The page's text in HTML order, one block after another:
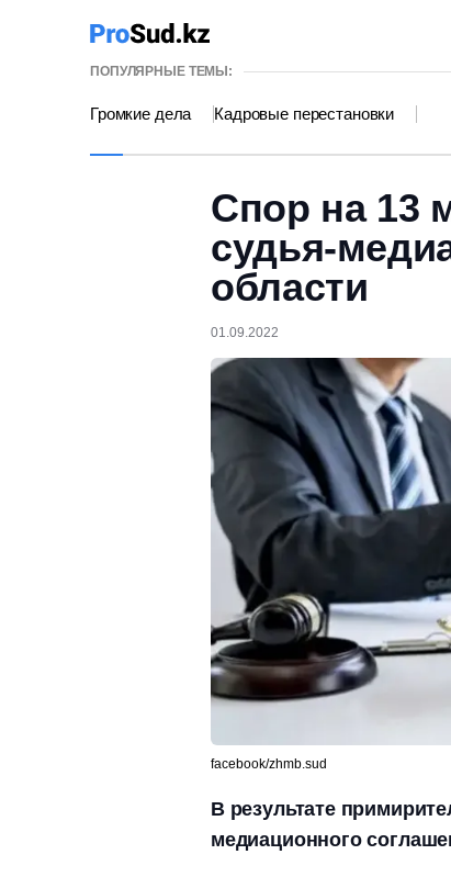
ПОПУЛЯРНЫЕ ТЕМЫ:
Громкие дела Кадровые перестановки
Спор на 13
судья-
области
01.09.2022
facebook/zhmb.sud
В результате
медиационного